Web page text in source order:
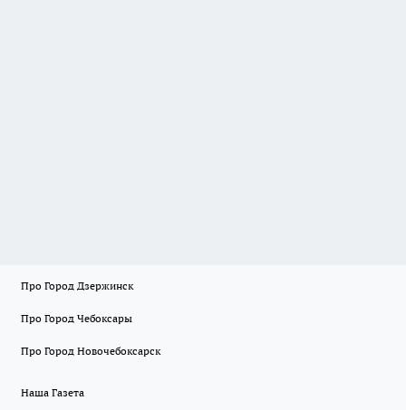
Про Город Дзержинск
Про Город Чебоксары
Про Город Новочебоксарск
Наша Газета